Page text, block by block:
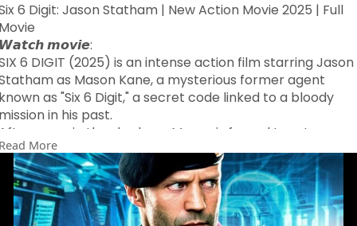
6 Digit: Jason Statham | New Action Movie 2025 | Full
𝙢𝙤𝙫𝙞𝙚:
6 DIGIT (2025) is an intense action film starring Jason
as Mason Kane, a mysterious former agent
as "Six 6 Digit," a secret code linked to a bloody
in his past.
years in the shadows, Mason is forced to return
an international criminal organization discovers his
and targets him. Worse still, a high-level
device linked to the secret Mason is
has fallen into the wrong hands, threatening
security.
More